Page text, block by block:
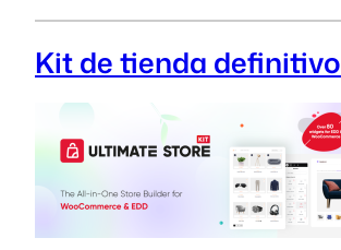
Kit de tienda definitivo